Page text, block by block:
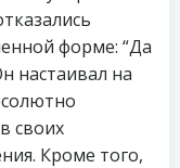
форме: “Да
настаивал на
своих
Кроме того,